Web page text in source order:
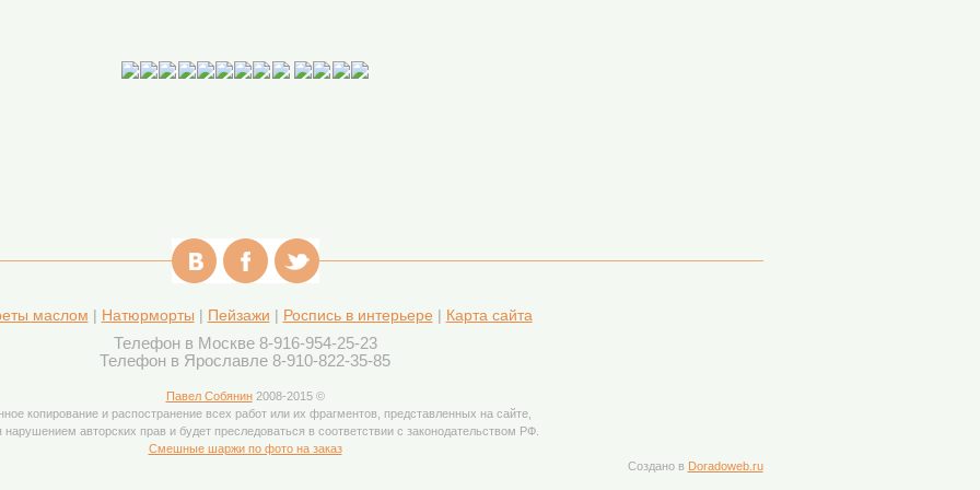
маслом | Натюрморты | Пейзажи | Роспись в интерьере | Карта сайта
Телефон в Москве 8-916-954-25-23
Телефон в Ярославле 8-910-822-35-85
Павел Собянин2008-2015 ©
копирование и распостранение всех работ или их фрагментов, представленных на сайте,
нарушением авторских прав и будет преследоваться в соответствии с законодательством РФ.
Смешные шаржи по фото на заказ
Создано в Doradoweb.ru